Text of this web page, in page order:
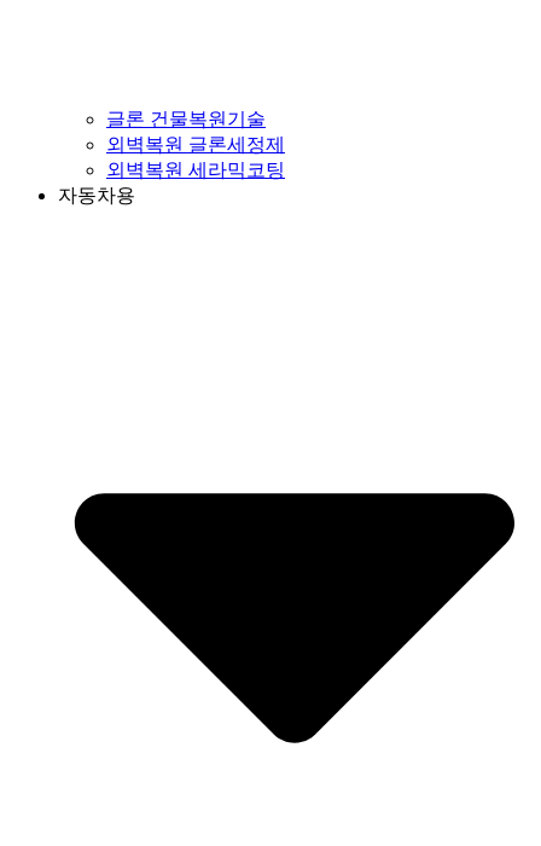
글론 건물복원기술
외벽복원 글론세정제
외벽복원 세라믹코팅
자동차용